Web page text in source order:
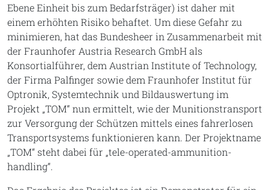
Ebene Einheit bis zum Bedarfsträger) ist daher mit
einem erhöhten Risiko behaftet. Um diese Gefahr zu
minimieren, hat das Bundesheer in Zusammenarbeit mit
der Fraunhofer Austria Research GmbH als
Konsortialführer, dem Austrian Institute of Technology,
der Firma Palfinger sowie dem Fraunhofer Institut für
Optronik, Systemtechnik und Bildauswertung im
Projekt „TOM“ nun ermittelt, wie der Munitionstransport
zur Versorgung der Schützen mittels eines fahrerlosen
Transportsystems funktionieren kann. Der Projektname
„TOM“ steht dabei für „tele-operated-ammunition-
handling“.